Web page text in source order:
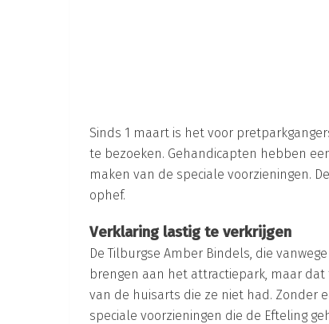
Sinds 1 maart is het voor
te bezoeken. Gehandicapten hebben
maken van de speciale voorzieningen.
ophef.
Verklaring lastig te verkrijgen
De Tilburgse Amber Bindels, die
brengen aan het attractiepark, maar
van de huisarts die ze niet had. Zonder
speciale voorzieningen die de Efteling